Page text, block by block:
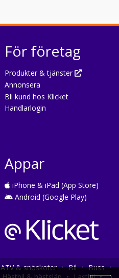
För företag
Produkter & tjänster
Annonsera
Bli kund hos Klicket
Handlarlogin
Appar
iPhone & iPad (App Store)
Android (Google Play)
ATV & snöskoter • Bil • Buss •